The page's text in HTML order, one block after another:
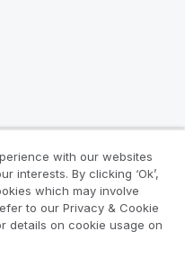
with our websites
interests. By clicking ‘Ok’,
which may involve
to our Privacy & Cookie
details on cookie usage on